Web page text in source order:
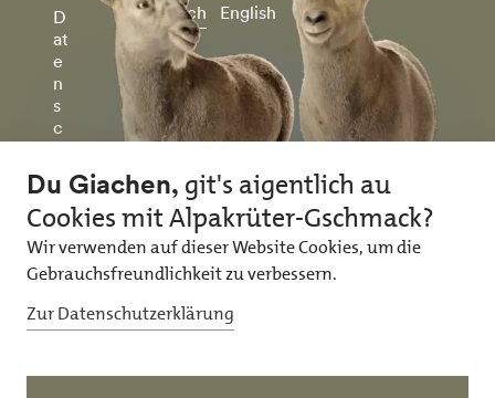
D
at
e
n
s
c
tz
&
m
p
r
e
u
Deutsch English